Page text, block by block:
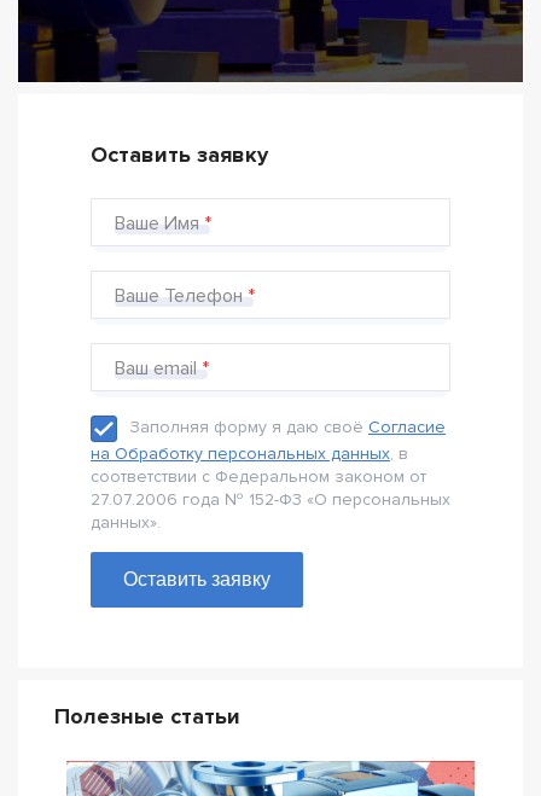
Оставить заявку
Ваше Имя
Ваше Телефон
Ваш email
Заполняя форму я даю своё Согласие
на Обработку персональных данных, в
соответствии с Федеральном законом от
27.07.2006 года № 152-Ф3 «О персональных
данных».
Оставить заявку
Полезные статьи